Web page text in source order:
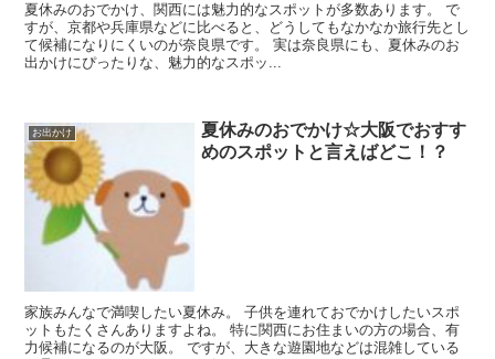
夏休みのおでかけ、関西には魅力的なスポットが多数あります。 で
すが、京都や兵庫県などに比べると、どうしてもなかなか旅行先とし
て候補になりにくいのが奈良県です。 実は奈良県にも、夏休みのお
出かけにぴったりな、魅力的なスポッ...
お出かけ
夏休みのおでかけ☆大阪でおすす
めのスポットと言えばどこ！？
家族みんなで満喫したい夏休み。 子供を連れておでかけしたいスポ
ットもたくさんありますよね。 特に関西にお住まいの方の場合、有
力候補になるのが大阪。 ですが、大きな遊園地などは混雑している